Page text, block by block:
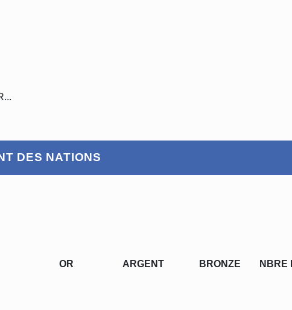
DES NATIONS
OR ARGENT BRONZE
NBRE